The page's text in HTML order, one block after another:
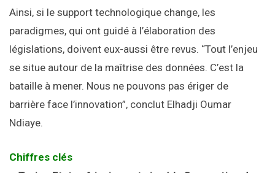
Ainsi, si le support technologique change, les
paradigmes, qui ont guidé à l’élaboration des
législations, doivent eux-aussi être revus. “Tout l’enjeu
se situe autour de la maîtrise des données. C’est la
bataille à mener. Nous ne pouvons pas ériger de
barrière face l’innovation”, conclut Elhadji Oumar
Ndiaye.
Chiffres clés